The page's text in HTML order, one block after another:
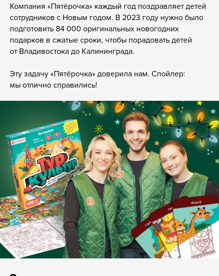
Компания «Пятёрочка» каждый год поздравляет детей
сотрудников с Новым годом. В 2023 году нужно было
подготовить 84 000 оригинальных новогодних
подарков в сжатые сроки, чтобы порадовать детей
от Владивостока до Калининграда.
Эту задачу «Пятёрочка» доверила нам. Спойлер:
мы отлично справились!